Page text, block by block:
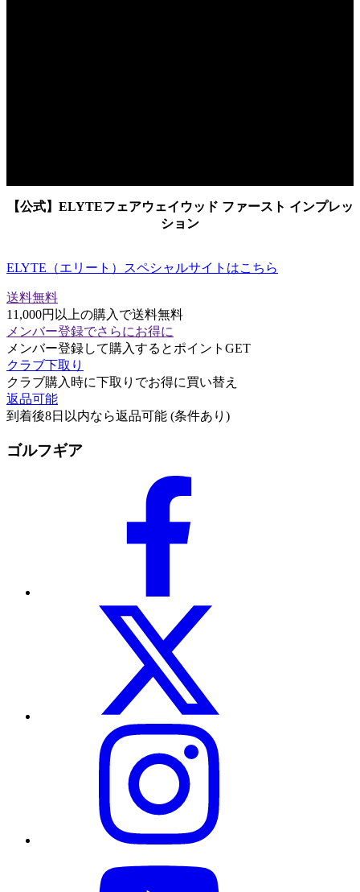
【公式】ELYTEフェアウェイウッド ファースト インプレッ
ション
ELYTE（エリート）スペシャルサイトはこちら
送料無料
11,000円以上の購入で送料無料
メンバー登録でさらにお得に
メンバー登録して購入するとポイントGET
クラブ下取り
クラブ購入時に下取りでお得に買い替え
返品可能
到着後8日以内なら返品可能 (条件あり)
ゴルフギア